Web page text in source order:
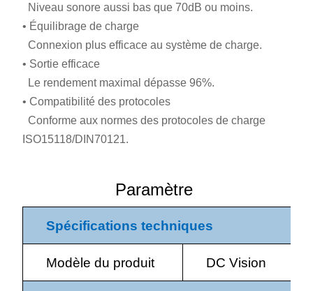
Niveau sonore aussi bas que 70dB ou moins.
• Équilibrage de charge
Connexion plus efficace au système de charge.
• Sortie efficace
Le rendement maximal dépasse 96%.
• Compatibilité des protocoles
Conforme aux normes des protocoles de charge
ISO15118/DIN70121.
Paramètre
Spécifications techniques
Modèle du produit DC Vision